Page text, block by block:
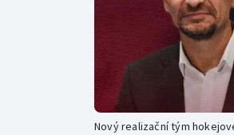
Nový realizační tým